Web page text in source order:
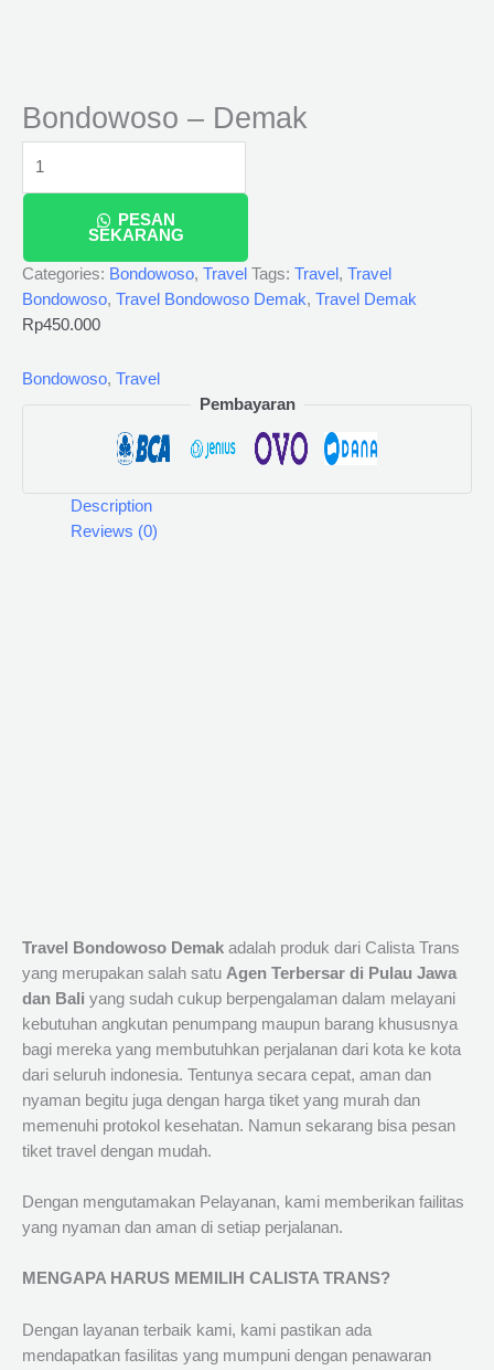
Bondowoso – Demak
PESAN
SEKARANG
Categories: Bondowoso, Travel Tags: Travel , Travel
Bondowoso, Travel Bondowoso Demak, Travel Demak
Rp450.000
Bondowoso, Travel
Pembayaran
Description
Reviews (0)
Travel Bondowoso Demak adalah produk dari Calista Trans
yang merupakan salah satu Agen Terbersar di Pulau Jawa
dan Bali yang sudah cukup berpengalaman dalam melayani
kebutuhan angkutan penumpang maupun barang khususnya
bagi mereka yang membutuhkan perjalanan dari kota ke kota
dari seluruh indonesia. Tentunya secara cepat, aman dan
nyaman begitu juga dengan harga tiket yang murah dan
memenuhi protokol kesehatan. Namun sekarang bisa pesan
tiket travel dengan mudah.
Dengan mengutamakan Pelayanan, kami memberikan failitas
yang nyaman dan aman di setiap perjalanan.
MENGAPA HARUS MEMILIH CALISTA TRANS?
Dengan layanan terbaik kami, kami pastikan ada
mendapatkan fasilitas yang mumpuni dengan penawaran